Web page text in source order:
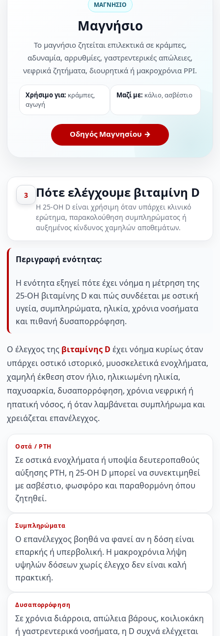
ΜΑΓΝΗΣΙΟ
Μαγνήσιο
Το μαγνήσιο ζητείται επιλεκτικά σε κράμπες,
αδυναμία, αρρυθμίες, γαστρεντερικές απώλειες,
νεφρικά ζητήματα, διουρητικά ή μακροχρόνια PPI.
Χρήσιμο για: κράμπες,
αγωγή
Μαζί με: κάλιο, ασβέστιο
Οδηγός Μαγνησίου →
3 Πότε ελέγχουμε βιταμίνη D
Η 25-OH D είναι χρήσιμη όταν υπάρχει κλινικό
ερώτημα, παρακολούθηση συμπληρώματος ή
αυξημένος κίνδυνος χαμηλών αποθεμάτων.
Περιγραφή ενότητας:
Η ενότητα εξηγεί πότε έχει νόημα η μέτρηση της
25-OH βιταμίνης D και πώς συνδέεται με οστική
υγεία, συμπληρώματα, ηλικία, χρόνια νοσήματα
και πιθανή δυσαπορρόφηση.
Ο έλεγχος της βιταμίνης D έχει νόημα κυρίως όταν
υπάρχει οστικό ιστορικό, μυοσκελετικά ενοχλήματα,
χαμηλή έκθεση στον ήλιο, ηλικιωμένη ηλικία,
παχυσαρκία, δυσαπορρόφηση, χρόνια νεφρική ή
ηπατική νόσος, ή όταν λαμβάνεται συμπλήρωμα και
χρειάζεται επανέλεγχος.
Οστά / PTH
Σε οστικά ενοχλήματα ή υποψία δευτεροπαθούς
αύξησης PTH, η 25-OH D μπορεί να συνεκτιμηθεί
με ασβέστιο, φωσφόρο και παραθορμόνη όπου
ζητηθεί.
Συμπληρώματα
Ο επανέλεγχος βοηθά να φανεί αν η δόση είναι
επαρκής ή υπερβολική. Η μακροχρόνια λήψη
υψηλών δόσεων χωρίς έλεγχο δεν είναι καλή
πρακτική.
Δυσαπορρόφηση
Σε χρόνια διάρροια, απώλεια βάρους, κοιλιοκάκη
ή γαστρεντερικά νοσήματα, η D συχνά ελέγχεται